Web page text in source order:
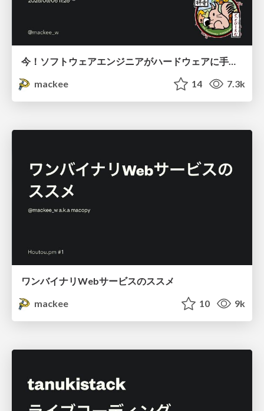
今！ソフトウェアエンジニアがハードウェアに手を出すには
mackee
14 7.3k
ワンバイナリWebサービスのススメ
mackee
10 9k